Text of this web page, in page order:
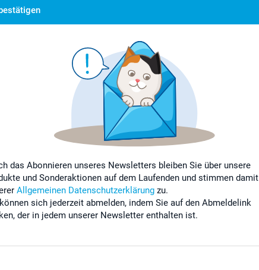
das Abonnieren unseres Newsletters bleiben Sie über unsere
und Sonderaktionen auf dem Laufenden und stimmen damit
Allgemeinen Datenschutzerklärung zu.
sich jederzeit abmelden, indem Sie auf den Abmeldelink
der in jedem unserer Newsletter enthalten ist.